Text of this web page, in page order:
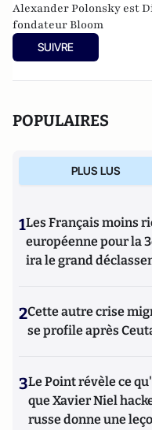
Alexander Polonsky est
fondateur Bloom
SUIVRE
POPULAIRES
PLUS LUS
1Les Français moins
européenne pour la
ira le grand
2Cette autre crise
se profile après
3Le Point révèle ce
que Xavier Niel
russe donne une